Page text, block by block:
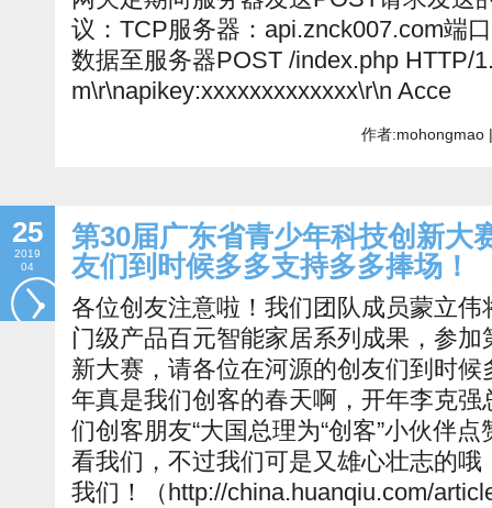
议：TCP服务器：api.znck007.com端
数据至服务器POST /index.php HTTP/
m\r\napikey:xxxxxxxxxxxxx\r\n Acce
作者:mohongmao
25
2019
04
第30届广东省青少年科技创新大
友们到时候多多支持多多捧场！
各位创友注意啦！我们团队成员蒙立
门级产品百元智能家居系列成果，参
新大赛，请各位在河源的创友们到时
年真是我们创客的春天啊，开年李克
们创客朋友“大国总理为“创客”小伙伴
看我们，不过我们可是又雄心壮志的
我们！（http://china.huanqiu.com/